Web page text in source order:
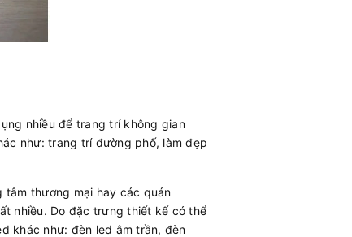
nhiều để trang trí không gian
như: trang trí đường phố, làm đẹp
thương mại hay các quán
nhiều. Do đặc trưng thiết kế có thể
khác như: đèn led âm trần, đèn